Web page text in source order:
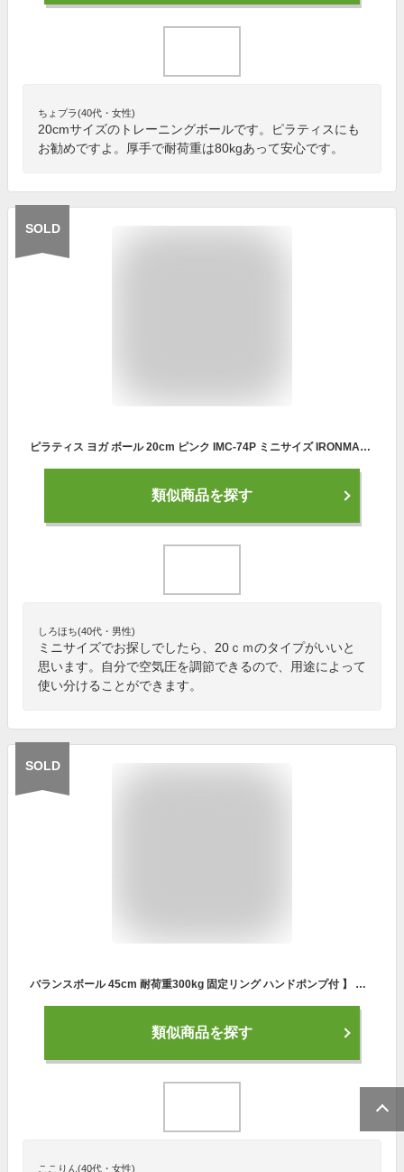
ちょプラ(40代・女性)
20cmサイズのトレーニングボールです。ピラティスにも
お勧めですよ。厚手で耐荷重は80kgあって安心です。
SOLD
ピラティス ヨガ ボール 20cm ピンク IMC-74P ミニサイズ IRONMAN CLUB(鉄人倶楽部)
類似商品を探す
しろほち(40代・男性)
ミニサイズでお探しでしたら、20ｃｍのタイプがいいと
思います。自分で空気圧を調節できるので、用途によって
使い分けることができます。
SOLD
バランスボール 45cm 耐荷重300kg 固定リング ハンドポンプ付 】 体幹トレーニング バランス ボール 椅子 ヨガ ストレッチ ダイエット 骨盤 バランスディスク 腹筋 健康器具 宅ト 自宅 子供用 キッズ
類似商品を探す
ここりん(40代・女性)